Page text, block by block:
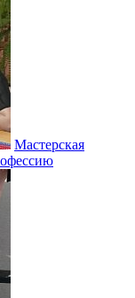
Мастерская